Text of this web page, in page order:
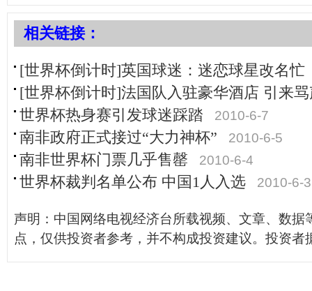
相关链接：
[世界杯倒计时]英国球迷：迷恋球星改名忙
[世界杯倒计时]法国队入驻豪华酒店 引来
世界杯热身赛引发球迷踩踏
2010-6-7
南非政府正式接过“大力神杯” 2010-6-5
南非世界杯门票几乎售罄 2010-6-4
世界杯裁判名单公布 中国1人入选 2010-6-3
声明：中国网络电视经济台所载视频、文章、数据
点，仅供投资者参考，并不构成投资建议。投资者